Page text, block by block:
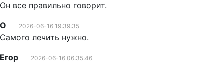
Он все правильно говорит.
О
2026-06-16 19:39:35
Самого лечить нужно.
Егор
2026-06-16 06:35:46